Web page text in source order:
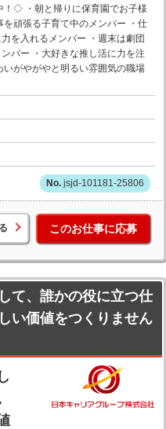
◇ ・朝と帰りに保育園でお子様
頑張る子育て中のメンバー ・仕
を入れるメンバー ・週末は劇団
バー ・大好きな推し活に力を注
いがやがやと明るい雰囲気の職場
jsjd-101181-25806
このお仕事に応募
て、誰かの役に立つ仕
い価値をつくりません